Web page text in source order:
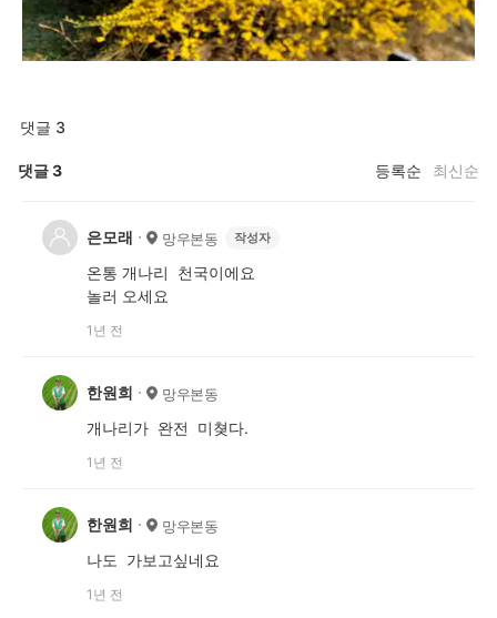
댓글 3
댓글3 등록순 최신순
은모래 망우본동 작성자
온통 개나리 천국이에요
놀러 오세요
1년 전
한원희 망우본동
개나리가 완전 미쳦다.
1년 전
한원희 망우본동
나도 가보고싶네요
1년 전